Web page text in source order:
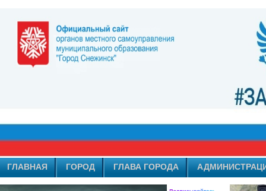
ГЛАВНАЯ ГОРОД ГЛАВА ГОРОДА